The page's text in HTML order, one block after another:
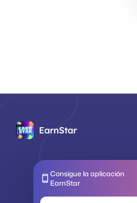
Consigue la aplicación
EarnStar